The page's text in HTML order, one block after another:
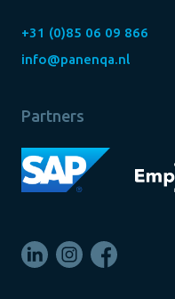
+31 (0)85 06 09 866
info@panenqa.nl
Partners